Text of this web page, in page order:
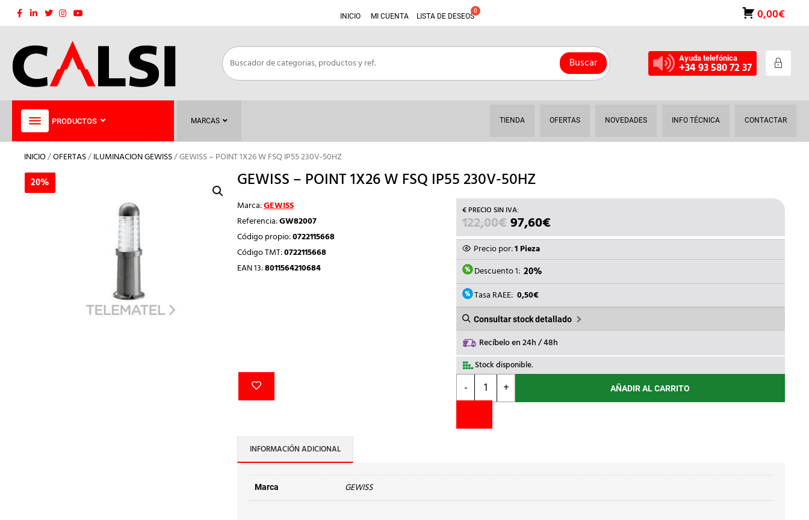
Saltar
INICIO MI CUENTA LISTA DE DESEOS 0,00€
Buscar Ayuda telefónica
+34 93 580 72 37
PRODUCTOS MARCAS TIENDA OFERTAS NOVEDADES INFO TÉCNICA CONTACTAR
INICIO/OFERTAS/ILUMINACION GEWISS/ GEWISS – POINT 1X26 W FSQ IP55 230V-50HZ
20% GEWISS – POINT 1X26 W FSQ IP55 230V-50HZ
Marca:GEWISS
Referencia:GW82007
Código propio:0722115668
Código TMT:0722115668
EAN 13:8011564210684
122,00€ EL
PRECIO
ORIGINAL
ERA:
122,00€.
97,60€EL
PRECIO
ES:
Precio por:1 Pieza
Descuento 1: 20%
Tasa RAEE: 0,50€
Consultar stock detallado
Recíbelo en 24h / 48h
Stock disponible.
-
GEWISS
POINT
W
+ AÑADIR AL CARRITO
INFORMACIÓN ADICIONAL
Marca GEWISS
20%